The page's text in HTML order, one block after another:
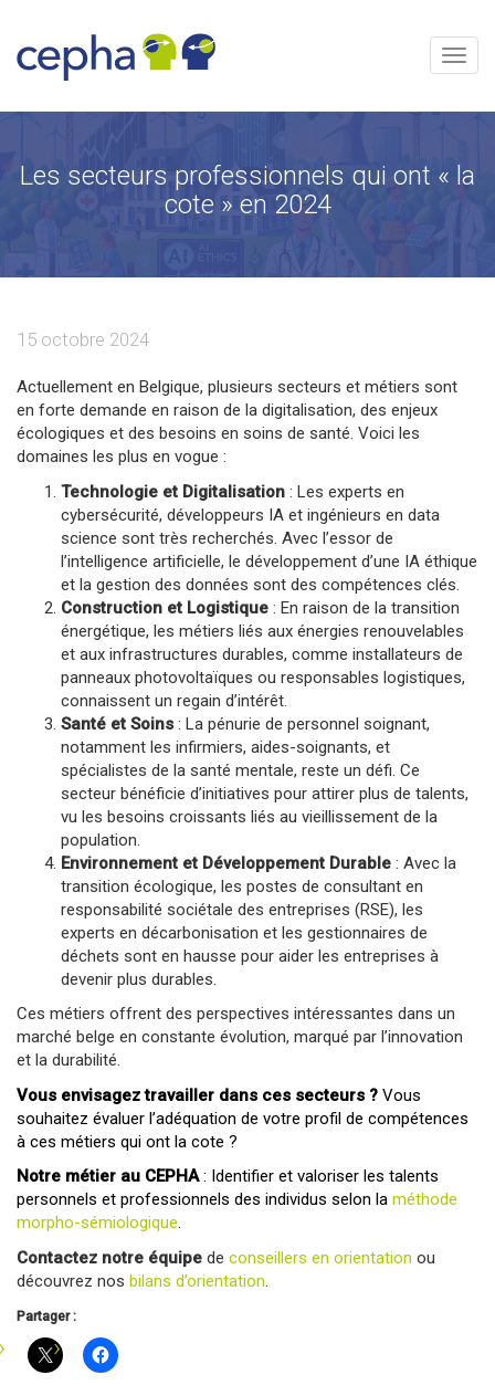
contenu
Menu
Les secteurs professionnels qui ont « la
cote » en 2024
15 octobre 2024
Actuellement en Belgique, plusieurs secteurs et métiers sont
en forte demande en raison de la digitalisation, des enjeux
écologiques et des besoins en soins de santé. Voici les
domaines les plus en vogue :
Technologie et Digitalisation : Les experts en
cybersécurité, développeurs IA et ingénieurs en data
science sont très recherchés. Avec l’essor de
l’intelligence artificielle, le développement d’une IA éthique
et la gestion des données sont des compétences clés​.
Construction et Logistique : En raison de la transition
énergétique, les métiers liés aux énergies renouvelables
et aux infrastructures durables, comme installateurs de
panneaux photovoltaïques ou responsables logistiques,
connaissent un regain d’intérêt.
Santé et Soins : La pénurie de personnel soignant,
notamment les infirmiers, aides-soignants, et
spécialistes de la santé mentale, reste un défi. Ce
secteur bénéficie d’initiatives pour attirer plus de talents,
vu les besoins croissants liés au vieillissement de la
population​.
Environnement et Développement Durable : Avec la
transition écologique, les postes de consultant en
responsabilité sociétale des entreprises (RSE), les
experts en décarbonisation et les gestionnaires de
déchets sont en hausse pour aider les entreprises à
devenir plus durables​.
Ces métiers offrent des perspectives intéressantes dans un
marché belge en constante évolution, marqué par l’innovation
et la durabilité.
Vous envisagez travailler dans ces secteurs ? Vous
souhaitez évaluer l’adéquation de votre profil de compétences
à ces métiers qui ont la cote ?
Notre métier au CEPHA: Identifier et valoriser les talents
personnels et professionnels des individus selon la méthode
morpho-sémiologique.
Contactez notre équipe de conseillers en orientation ou
découvrez nos bilans d’orientation
Partager :